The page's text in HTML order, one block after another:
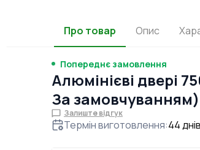
Про товар Опис
Попереднє замовлення
Алюмінієві двері
За замовчуванням)
Залиште відгук
Термін виготовлення:44днів